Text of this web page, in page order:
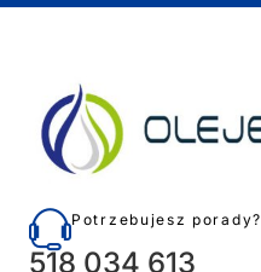
Potrzebujesz porady?
518 034 613